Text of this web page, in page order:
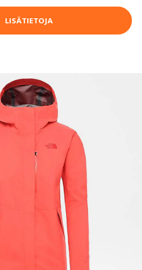
LISÄTIETOJA